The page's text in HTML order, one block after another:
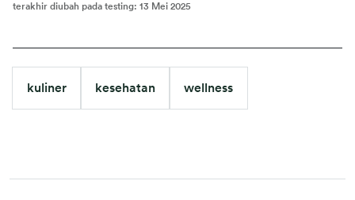
terakhir diubah pada testing: 13 Mei 2025
kuliner kesehatan wellness